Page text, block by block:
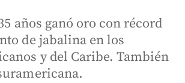
años ganó oro con récord
de jabalina en los
y del Caribe. También